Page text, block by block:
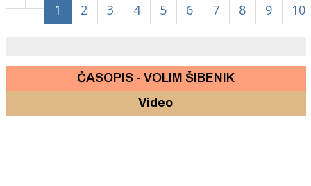
1 2 3 4 5 6 7 8 9 10
ČASOPIS - VOLIM ŠIBENIK
Video